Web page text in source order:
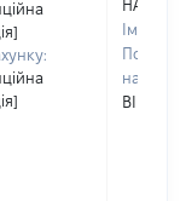
Ім'я:
По